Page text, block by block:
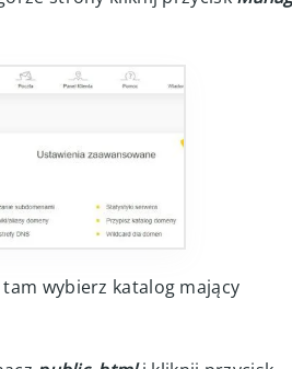
strony kliknij przycisk